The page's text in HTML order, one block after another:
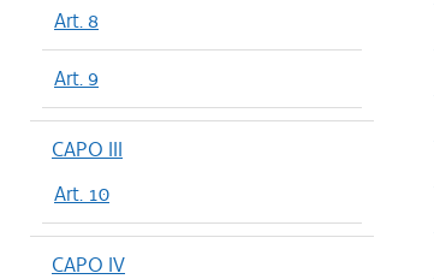
Art. 8
Art. 9
CAPO III
Art. 10
CAPO IV